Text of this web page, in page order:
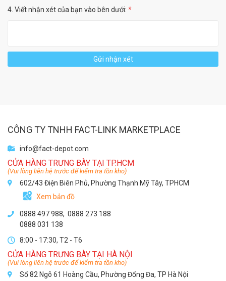
4. Viết nhận xét của bạn vào bên dưới: *
Gửi nhận xét
CÔNG TY TNHH FACT-LINK MARKETPLACE
info@fact-depot.com
CỬA HÀNG TRƯNG BÀY TẠI TP.HCM
(Vui lòng liên hệ trước để kiểm tra tồn kho)
602/43 Điện Biên Phủ, Phường Thạnh Mỹ Tây, TPHCM
Xem bản đồ
0888 497 988, 0888 273 188
0888 031 138
8:00 - 17:30, T2 - T6
CỬA HÀNG TRƯNG BÀY TẠI HÀ NỘI
(Vui lòng liên hệ trước để kiểm tra tồn kho)
Số 82 Ngõ 61 Hoàng Cầu, Phường Đống Đa, TP Hà Nội